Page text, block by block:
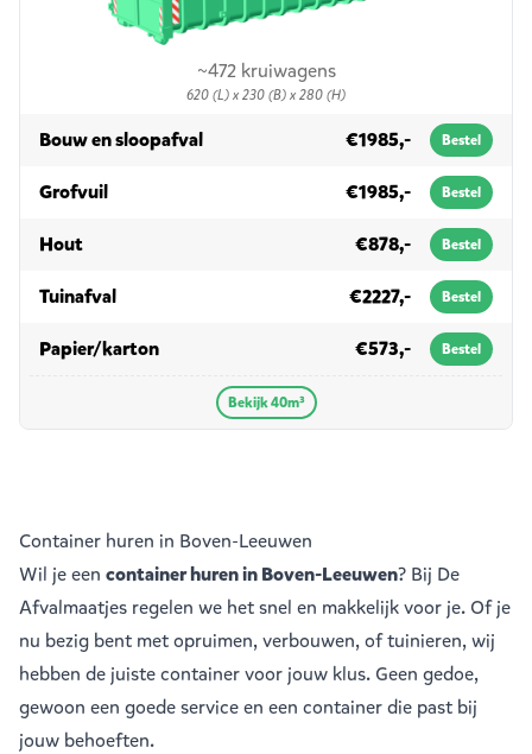
~472 kruiwagens
620 (L) x 230 (B) x 280 (H)
Bouw en sloopafvalin 40m³ €1985,- Bestel
Grofvuilin 40m³ €1985,- Bestel
Houtin 40m³ €878,- Bestel
Tuinafvalin 40m³ €2227,- Bestel
Papier/kartonin 40m³ €573,- Bestel
Bekijk 40m³
Container huren in Boven-Leeuwen
Wil je een container huren in Boven-Leeuwen? Bij De
Afvalmaatjes regelen we het snel en makkelijk voor je. Of je
nu bezig bent met opruimen, verbouwen, of tuinieren, wij
hebben de juiste container voor jouw klus. Geen gedoe,
gewoon een goede service en een container die past bij
jouw behoeften.